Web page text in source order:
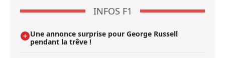
INFOS F1
Une annonce surprise pour George Russell
pendant la trêve !